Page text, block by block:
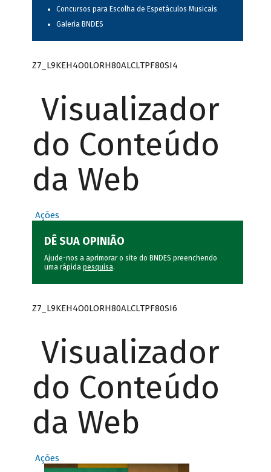
Concursos para Escolha de Espetáculos Musicais
Galeria BNDES
Z7_L9KEH4O0LORH80ALCLTPF80SI4
Visualizador
do Conteúdo
da Web
Ações
DÊ SUA OPINIÃO
Ajude-nos a aprimorar o site do BNDES preenchendo
uma rápida pesquisa.
Z7_L9KEH4O0LORH80ALCLTPF80SI6
Visualizador
do Conteúdo
da Web
Ações